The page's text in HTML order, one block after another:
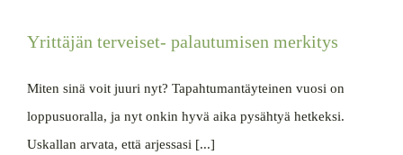
Yrittäjän terveiset- palautumisen merkitys
Miten sinä voit juuri nyt? Tapahtumantäyteinen vuosi on
loppusuoralla, ja nyt onkin hyvä aika pysähtyä hetkeksi.
Uskallan arvata, että arjessasi [...]